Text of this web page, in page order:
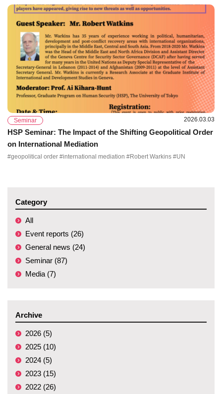
Seminar 2026.03.03
HSP Seminar: The Impact of the Shifting Geopolitical Order
on International Mediation
#geopolitical order #international mediation #Robert Warkins #UN
Category
All
Event reports (26)
General news (24)
Seminar (87)
Media (7)
Archive
2026 (5)
2025 (10)
2024 (5)
2023 (15)
2022 (26)